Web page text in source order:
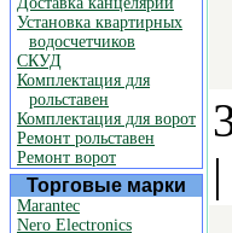
Установка квартирных
водосчетчиков
СКУД
Комплектация для
рольставен
Комплектация для ворот
Ремонт рольставен
Ремонт ворот
Торговые марки
Marantec
Nero Electronics
|